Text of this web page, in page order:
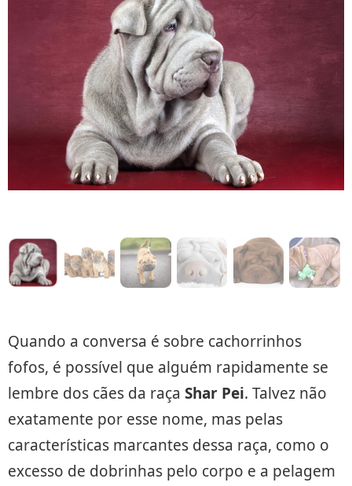
Quando a conversa é sobre cachorrinhos
fofos, é possível que alguém rapidamente se
lembre dos cães da raça Shar Pei. Talvez não
exatamente por esse nome, mas pelas
características marcantes dessa raça, como o
excesso de dobrinhas pelo corpo e a pelagem